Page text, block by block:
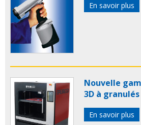
En savoir plus
Nouvelle
3D à granulés
En savoir plus